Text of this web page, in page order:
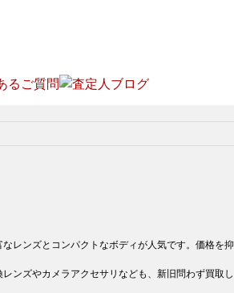
レンズとコンパクトなボディが人気です。価格を抑
ンズやカメラアクセサリなども、新旧問わず買取し